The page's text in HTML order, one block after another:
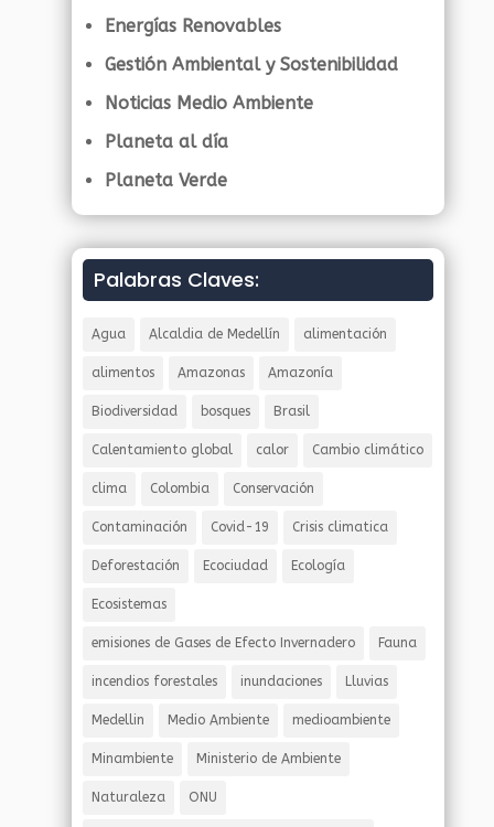
Energías Renovables
Gestión Ambiental y Sostenibilidad
Noticias Medio Ambiente
Planeta al día
Planeta Verde
Palabras Claves:
Agua Alcaldia de Medellín alimentación
alimentos Amazonas Amazonía
Biodiversidad bosques Brasil
Calentamiento global calor Cambio climático
clima Colombia Conservación
Contaminación Covid-19 Crisis climatica
Deforestación Ecociudad Ecología
Ecosistemas
emisiones de Gases de Efecto Invernadero Fauna
incendios forestales inundaciones Lluvias
Medellin Medio Ambiente medioambiente
Minambiente Ministerio de Ambiente
Naturaleza ONU